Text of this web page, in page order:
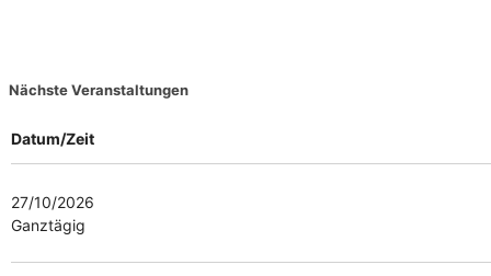
Nächste Veranstaltungen
Datum/Zeit
27/10/2026
Ganztägig